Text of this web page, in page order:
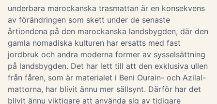
underbara marockanska trasmattan är en konsekvens
av förändringen som skett under de senaste
årtiondena på den marockanska landsbygden, där den
gamla nomadiska kulturen har ersatts med fast
jordbruk och andra moderna former av sysselsättning
på landsbygden. Det har lett till att den exklusiva ullen
från fåren, som är materialet i Beni Ourain- och Azilal-
mattorna, har blivit ännu mer sällsynt. Därför har det
blivit ännu viktigare att använda sig av tidigare